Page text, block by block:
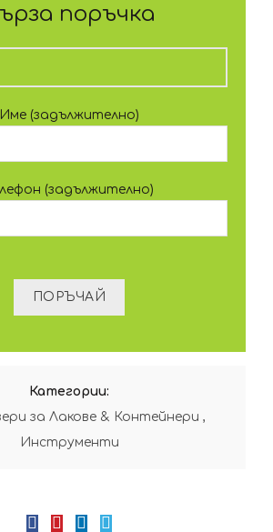
поръчка
Име (задължително)
(задължително)
Категории:
за Лакове & Контейнери ,
Инструменти